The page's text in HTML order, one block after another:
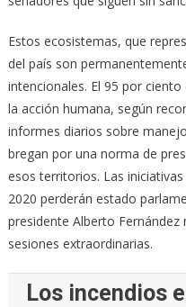
Estos ecosistemas, que
del país son
intencionales. El 95 por
la acción humana, según
informes diarios sobre
bregan por una norma de
esos territorios. Las
2020 perderán estado
presidente Alberto
sesiones extraordinarias.
Los incendios